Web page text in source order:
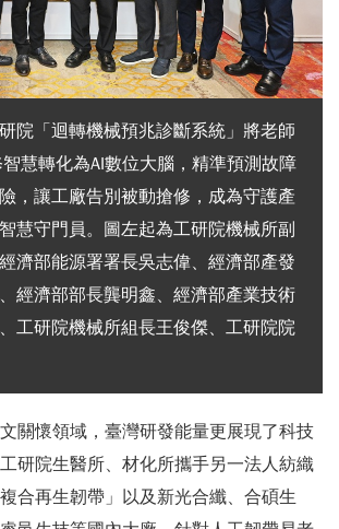
院「迴轉機械預兆診斷系統」將老師
慧轉化為AI數位大腦，精準預測故障
，讓工廠告別被動搶修，成為守護產
慧守門員。圖左起為工研院機械所副
濟部能源署署長吳志偉、經濟部產發
經濟部部長龔明鑫、經濟部產業技術
工研院機械所組長王俊傑、工研院院
關懷領域，臺灣研發能量更展現了科技
研院生醫所、材化所攜手另一法人紡織
合再生韌帶」以及新光合纖、合碩生